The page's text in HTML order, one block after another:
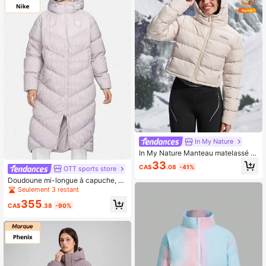
OTT sports store
Doudoune mi-longue à capuche, a
mple, déperlante et chaude, avec lo
go Nike, pour femme, gris-violet.
Seulement 3 restant
CA$355.38 -90%
In My Nature
In My Nature Manteau matelassé a
vec capuche et blocs de couleurs p
our femmes, pour le hiver à l'extérie
CA$33.08 -41%